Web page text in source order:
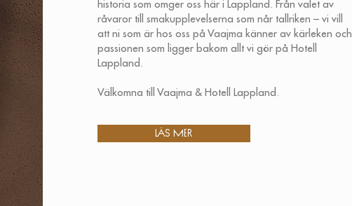
historia som omger oss här i Lappland. Från valet av
råvaror till smakupplevelserna som når tallriken – vi vill
att ni som är hos oss på Vaajma känner av kärleken och
passionen som ligger bakom allt vi gör på Hotell
Lappland.
Välkomna till Vaajma & Hotell Lappland.
Läs mer